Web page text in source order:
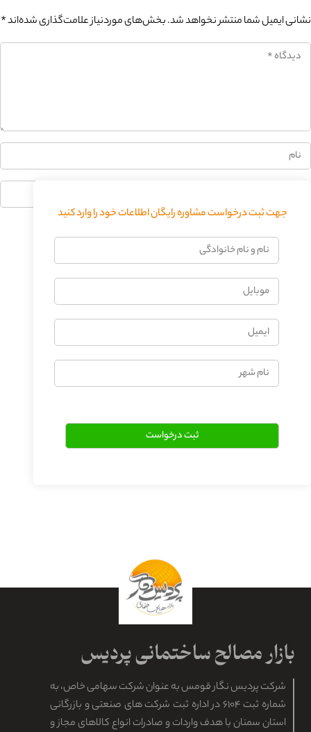
نشانی ایمیل شما منتشر نخواهد شد.بخش‌های موردنیاز علامت‌گذاری شده‌اند*
جهت ثبت درخواست مشاوره رایگان اطلاعات خود را وارد کنید
نام
و
خانوادگی
موبایل
ایمیل
نام
شهر
شرکت پردیس نگار قومس به عنوان شرکت سهامی خاص، به
شماره ثبت ۶۱۰۴ در اداره ثبت شرکت های صنعتی و بازرگانی
استان سمنان با هدف واردات و صادرات انواع کالاهای مجاز و